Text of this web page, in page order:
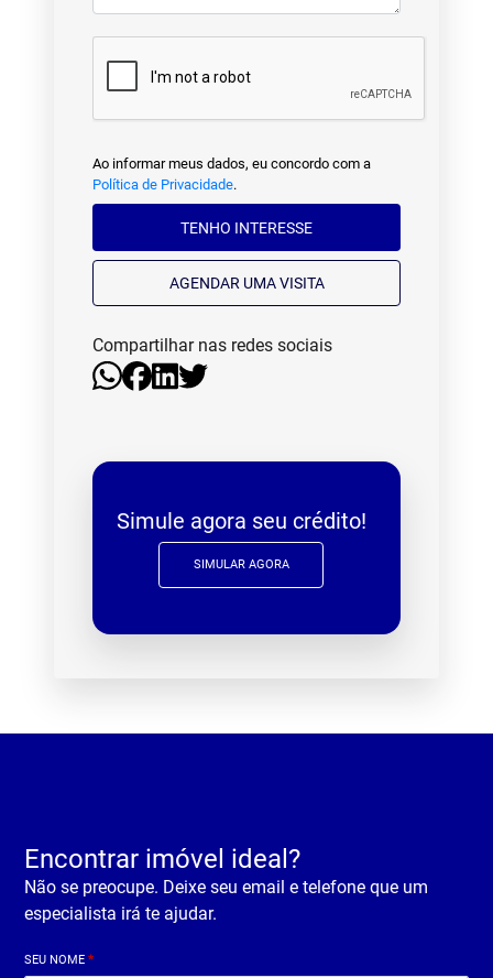
Ao informar meus dados, eu concordo com a
Política de Privacidade.
TENHO INTERESSE
AGENDAR UMA VISITA
Compartilhar nas redes sociais
Simule agora seu crédito!
SIMULAR AGORA
Encontrar imóvel ideal?
Não se preocupe. Deixe seu email e telefone que um
especialista irá te ajudar.
SEU NOME*